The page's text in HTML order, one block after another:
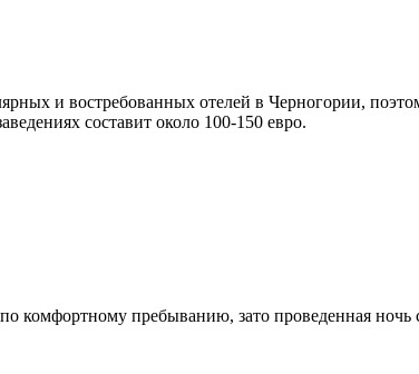
и востребованных отелей в Черногории,
составит около 100-150 евро.
пребыванию, зато проведенная ночь